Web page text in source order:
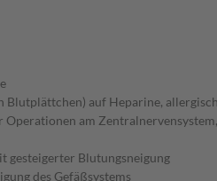
auf Heparine,
am
gesteigerter Blutungsneigung
des Gefäßsystems